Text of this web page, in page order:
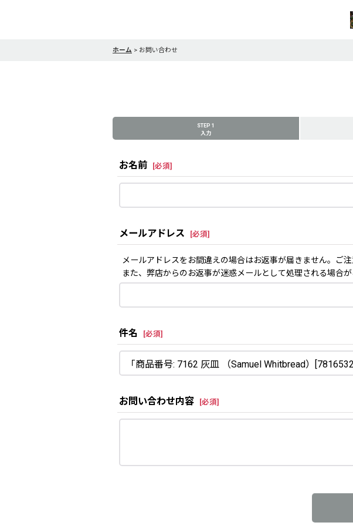
ホーム > お問い合わせ
STEP 1
入力
お名前 [必須]
メールアドレス [必須]
メールアドレスをお間違えの場合はお返事が届きません。ご注
また、弊店からのお返事が迷惑メールとして処理される場合
件名 [必須]
お問い合わせ内容 [必須]